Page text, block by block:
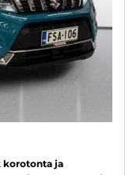
korotonta ja